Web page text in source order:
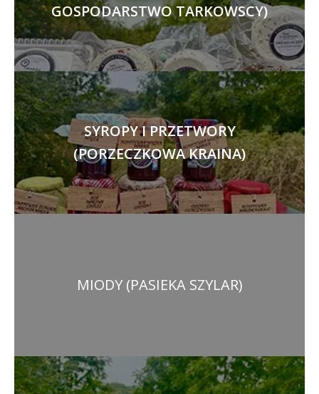
GOSPODARSTWO TARKOWSCY)
SYROPY I PRZETWORY
(PORZECZKOWA KRAINA)
MIODY (PASIEKA SZYLAR)